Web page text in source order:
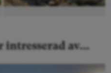
intresserad av...